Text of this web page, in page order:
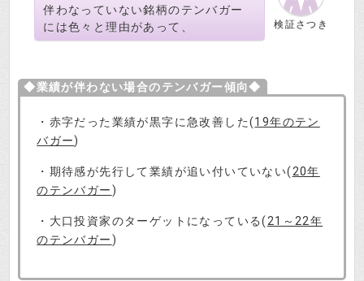
検証さつき
伴わなっていない銘柄のテンバガー
には色々と理由があって、
◆業績が伴わない場合のテンバガー傾向◆
・赤字だった業績が黒字に急改善した(19年のテン
バガー)
・期待感が先行して業績が追い付いていない( 20年
のテンバガー)
・大口投資家のターゲットになっている( 21～22年
のテンバガー)